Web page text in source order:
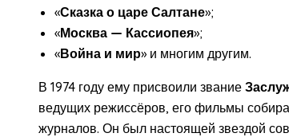
«Сказка о царе Салтане»;
«Москва — Кассиопея»;
«Война и мир» и многим другим.
В 1974 году ему присвоили звание
ведущих режиссёров, его фильмы
журналов. Он был настоящей звездой